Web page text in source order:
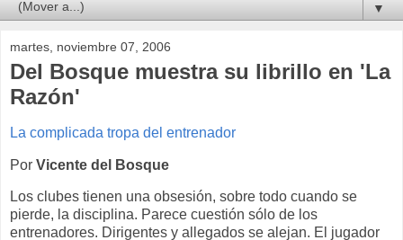
▼
martes, noviembre 07, 2006
Del Bosque muestra su librillo en 'La
Razón'
La complicada tropa del entrenador
Por Vicente del Bosque
Los clubes tienen una obsesión, sobre todo cuando se
pierde, la disciplina. Parece cuestión sólo de los
entrenadores. Dirigentes y allegados se alejan. El jugador